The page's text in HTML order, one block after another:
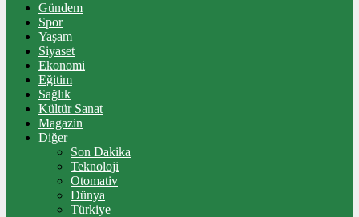
Gündem
Spor
Yaşam
Siyaset
Ekonomi
Eğitim
Sağlık
Kültür Sanat
Magazin
Diğer
Son Dakika
Teknoloji
Otomativ
Dünya
Türkiye